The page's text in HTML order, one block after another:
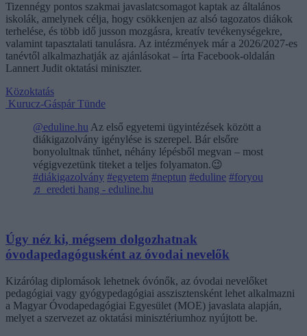
Tizennégy pontos szakmai javaslatcsomagot kaptak az általános
iskolák, amelynek célja, hogy csökkenjen az alsó tagozatos diákok
terhelése, és több idő jusson mozgásra, kreatív tevékenységekre,
valamint tapasztalati tanulásra. Az intézmények már a 2026/2027-es
tanévtől alkalmazhatják az ajánlásokat – írta Facebook-oldalán
Lannert Judit oktatási miniszter.
Közoktatás
Kurucz-Gáspár Tünde
@eduline.hu Az első egyetemi ügyintézések között a
diákigazolvány igénylése is szerepel. Bár elsőre
bonyolultnak tűnhet, néhány lépésből megvan – most
végigvezetünk titeket a teljes folyamaton.😉
#diákigazolvány #egyetem #neptun #eduline #foryou
♬ eredeti hang - eduline.hu
Úgy néz ki, mégsem dolgozhatnak
óvodapedagógusként az óvodai nevelők
Kizárólag diplomások lehetnek óvónők, az óvodai nevelőket
pedagógiai vagy gyógypedagógiai asszisztensként lehet alkalmazni
a Magyar Óvodapedagógiai Egyesület (MOE) javaslata alapján,
melyet a szervezet az oktatási minisztériumhoz nyújtott be.